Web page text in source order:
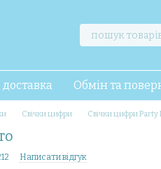
доставка Обмін та
Свічки цифри Свічки цифри Party
Написати відгук